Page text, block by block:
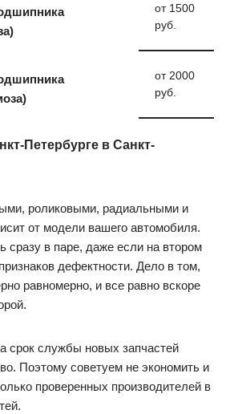
от 1500
руб.
от 2000
руб.
Петербурге в Санкт-
роликовыми, радиальными и
от модели вашего автомобиля.
сразу в паре, даже если на втором
дефектности. Дело в том,
равномерно, и все равно вскоре
срок службы новых запчастей
Поэтому советуем не экономить и
проверенных производителей в